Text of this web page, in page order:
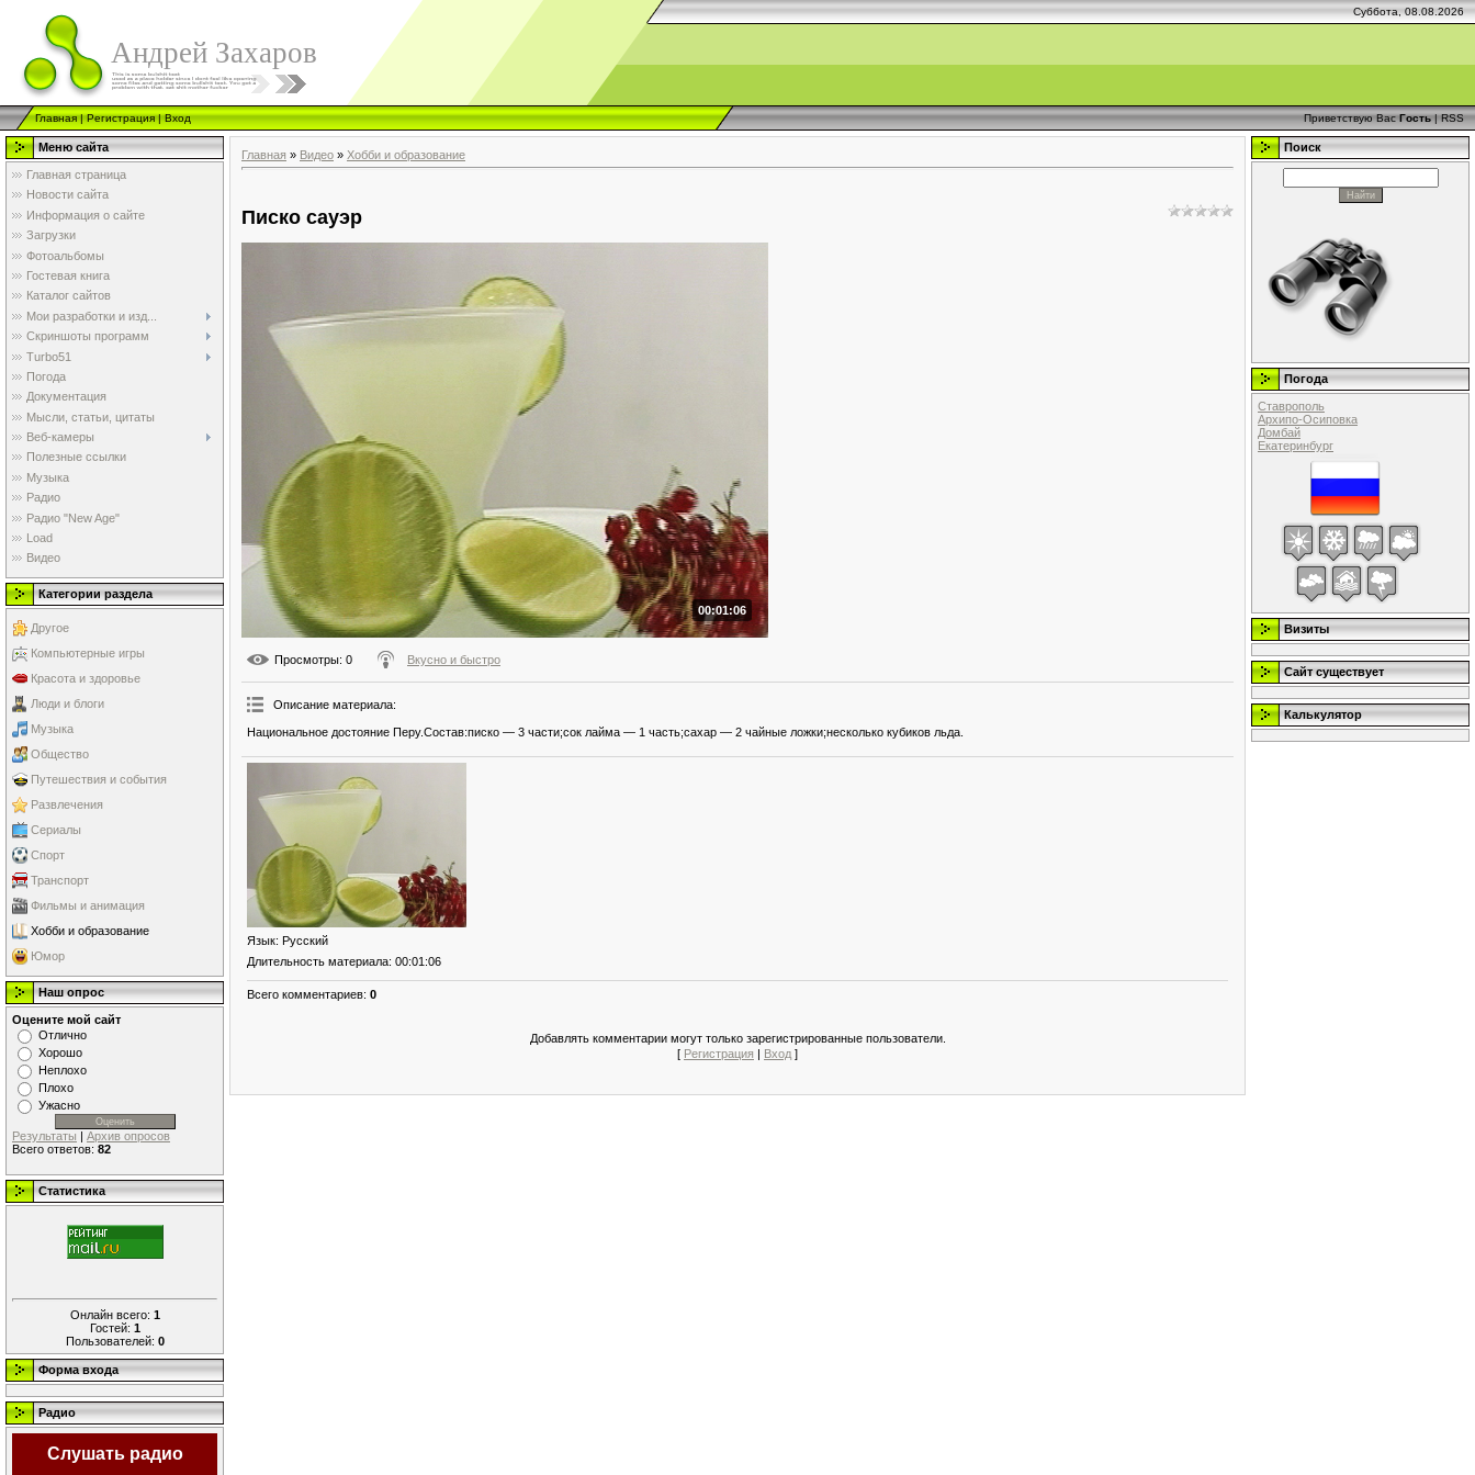
Суббота, 08.08.2026
Андрей Захаров
Главная|Регистрация|Вход Приветствую Вас Гость|RSS
Меню сайта
Главная страница
Новости сайта
Информация о сайте
Загрузки
Фотоальбомы
Гостевая книга
Каталог сайтов
Мои разработки и изд...
Скриншоты программ
Turbo51
Погода
Документация
Мысли, статьи, цитаты
Веб-камеры
Полезные ссылки
Музыка
Радио
Радио "New Age"
Load
Видео
Категории раздела
Другое
Компьютерные игры
Красота и здоровье
Люди и блоги
Музыка
Общество
Путешествия и события
Развлечения
Сериалы
Спорт
Транспорт
Фильмы и анимация
Хобби и образование
Юмор
Наш опрос
Оцените мой сайт
Отлично
Хорошо
Неплохо
Плохо
Ужасно
Результаты | Архив опросов
Всего ответов: 82
Статистика
Онлайн всего: 1
Гостей: 1
Пользователей: 0
Форма входа
Радио
Слушать радио
Главная » Видео » Хобби и образование
Писко сауэр
00:01:06
Просмотры: 0 Вкусно и быстро
Описание материала:
Национальное достояние Перу.Состав:писко — 3 части;сок лайма — 1 часть;сахар — 2 чайные ложки;несколько кубиков льда.
Язык: Русский
Длительность материала: 00:01:06
Всего комментариев: 0
Добавлять комментарии могут только зарегистрированные пользователи.
[ Регистрация | Вход ]
Поиск
Погода
Ставрополь
Архипо-Осиповка
Домбай
Екатеринбург
Визиты
Сайт существует
Калькулятор